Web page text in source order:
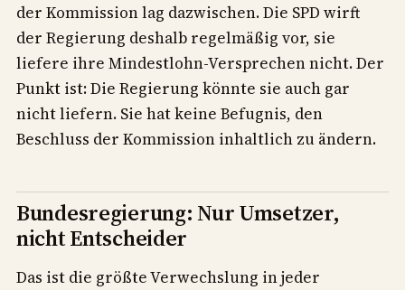
der Kommission lag dazwischen. Die SPD wirft
der Regierung deshalb regelmäßig vor, sie
liefere ihre Mindestlohn-Versprechen nicht. Der
Punkt ist: Die Regierung könnte sie auch gar
nicht liefern. Sie hat keine Befugnis, den
Beschluss der Kommission inhaltlich zu ändern.
Bundesregierung: Nur Umsetzer,
nicht Entscheider
Das ist die größte Verwechslung in jeder